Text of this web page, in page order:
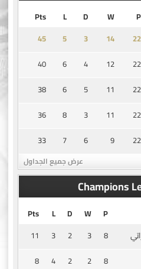
P
W
D
L
Pts
‏22
14
3
5
45
22
12
4
6
40
22
11
5
6
38
22
11
3
8
36
22
9
6
7
33
عرض جميع الجداول
Champions
P
W
D
L
Pts
8
3
2
3
11
8
2
2
4
8